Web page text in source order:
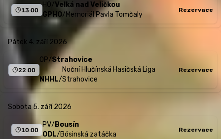
13:00
HO/Velká nad Veličkou
GPHO/Memoriál Pavla Tomčaly
Rezervace
pátek 4. září 2026
22:00
OP/Strahovice
NHHL/
Noční Hlučínská Hasičská Liga
Strahovice
Rezervace
sobota 5. září 2026
10:00
PV/ Bousín
ODL/Bósinská zatáčka
Rezervace